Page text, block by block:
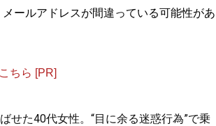
ールアドレスが間違っている可能性があ
ちら [PR]
た40代女性。“目に余る迷惑行為”で乗